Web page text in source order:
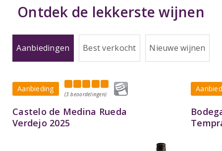
Ontdek de lekkerste wijnen
Aanbiedingen Best verkocht Nieuwe wijnen
Aanbieding
(3 beoordelingen)
Castelo de Medina Rueda
Verdejo 2025